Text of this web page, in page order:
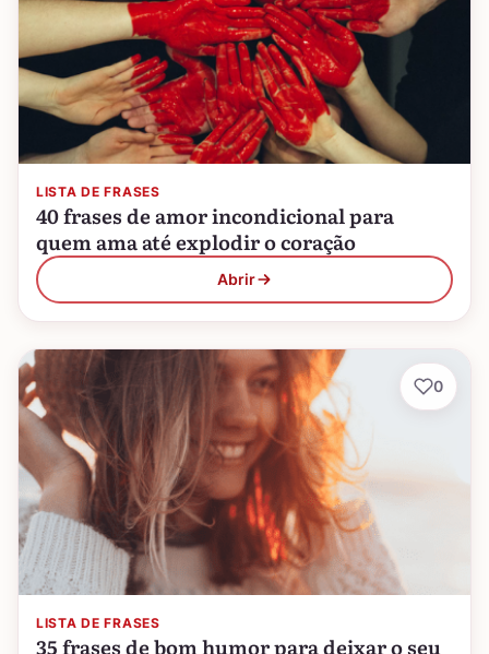
LISTA DE FRASES
40 frases de amor incondicional para
quem ama até explodir o coração
Abrir
LISTA DE FRASES
35 frases de bom humor para deixar o seu
0